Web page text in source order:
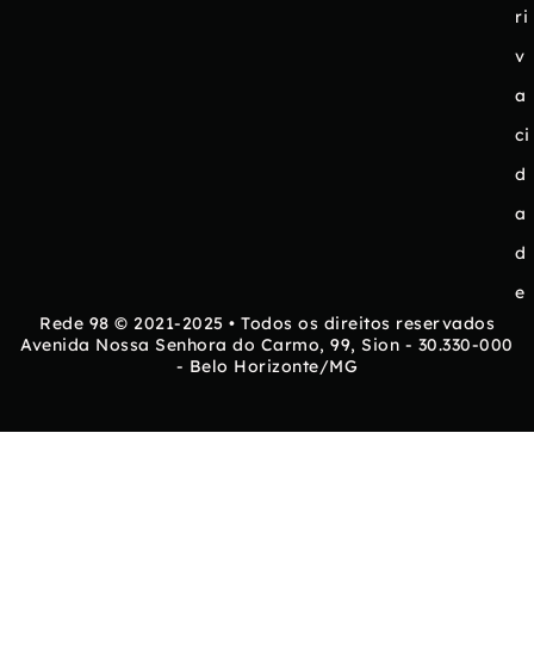
ri
v
a
ci
d
a
d
e
Rede 98 © 2021-2025 • Todos os direitos reservados
Avenida Nossa Senhora do Carmo, 99, Sion - 30.330-000
- Belo Horizonte/MG